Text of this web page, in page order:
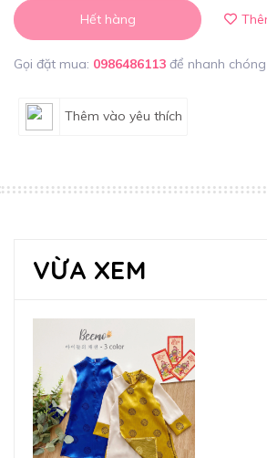
Hết hàng
Gọi đặt mua: 0986486113 để nhanh
Thêm vào yêu thích
VỪA XEM